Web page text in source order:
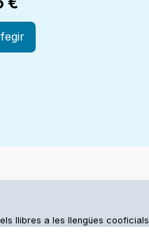
llibres a les llengües cooficials